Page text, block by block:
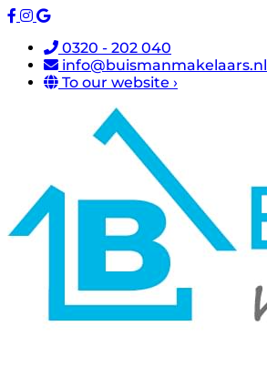
0320 - 202 040
info@buismanmakelaars.nl
To our website ›